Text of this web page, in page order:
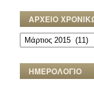
ΑΡΧΕΙΟ
ΑΡΧΕΙΟ
ΧΡΟΝΙΚΩΝ
ΗΜΕΡΟΛΟΓΙΟ